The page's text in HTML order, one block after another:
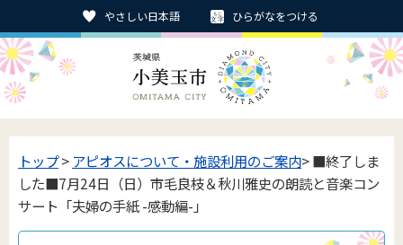
やさしい日本語 ひらがなをつける
トップ> アピオスについて・施設利用のご案内> ■終了しま
した■7月24日（日）市毛良枝＆秋川雅史の朗読と音楽コン
サート「夫婦の手紙 -感動編-」